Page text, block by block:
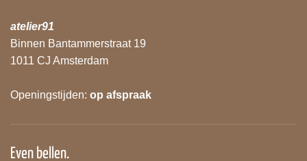
atelier91
Binnen Bantammerstraat 19
1011 CJ Amsterdam
Openingstijden: op afspraak
Even bellen.